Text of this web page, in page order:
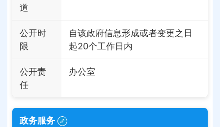
道
公开时
限
自该政府信息形成或者变更之日
起20个工作日内
公开责
任
办公室
政务服务